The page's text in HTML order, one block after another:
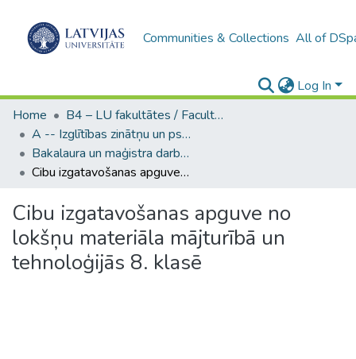
Communities & Collections All of
Log In
Home
B4 – LU fakultātes / Faculties of the UL
A -- Izglītības zinātņu un psiholoģijas fakultāte / Faculty of Education Sciences and Psychology
Bakalaura un maģistra darbi (PPMF) / Bachelor's and Master's theses
Cibu izgatavošanas apguve no lokšņu materiāla mājturībā un tehnoloģijās 8. klasē
Cibu izgatavošanas apguve no
lokšņu materiāla mājturībā un
tehnoloģijās 8. klasē